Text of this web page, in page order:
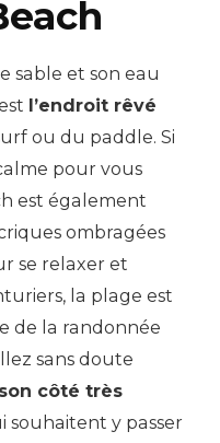
sable et son eau
l’endroit rêvé
ou du paddle. Si
pour vous
est également
ombragées
se relaxer et
la plage est
de la randonnée
sans doute
son côté très
souhaitent y passer